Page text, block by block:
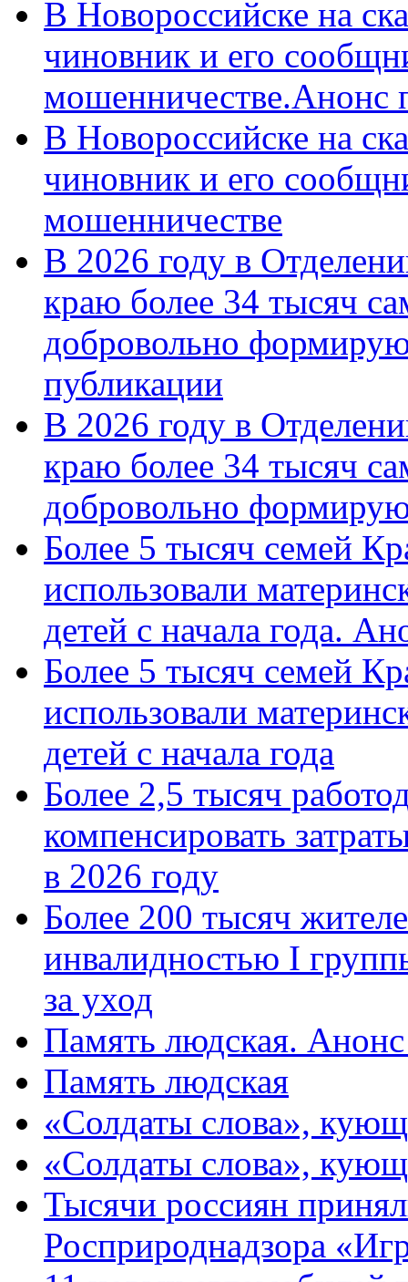
В Новороссийске на
чиновник и его
мошенничестве.Анонс
В Новороссийске на
чиновник и его
мошенничестве
В 2026 году в
краю более 34 тысяч
добровольно
публикации
В 2026 году в
краю более 34 тысяч
добровольно
Более 5 тысяч семей
использовали
детей с начала года.
Более 5 тысяч семей
использовали
детей с начала года
Более 2,5 тысяч
компенсировать
в 2026 году
Более 200 тысяч
инвалидностью I
за уход
Память людская.
Память людская
«Солдаты слова»,
«Солдаты слова»,
Тысячи россиян
Росприроднадзора